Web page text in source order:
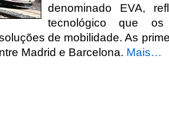
denominado EVA,
tecnológico que
de mobilidade. As
Madrid e Barcelona. Mais…